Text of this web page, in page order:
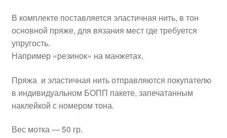
В комплекте поставляется эластичная нить, в тон
основной пряже, для вязания мест где требуется
упругость.
Например «резинок» на манжетах.
Пряжа и эластичная нить отправляются покупателю
в индивидуальном БОПП пакете, запечатанным
наклейкой с номером тона.
Вес мотка — 50 гр.